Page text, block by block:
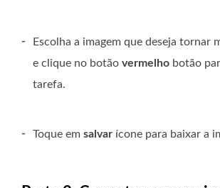
-
Escolha a imagem que deseja tornar
e clique no botão vermelho botão
tarefa.
- Toque em salvar ícone para baixar a